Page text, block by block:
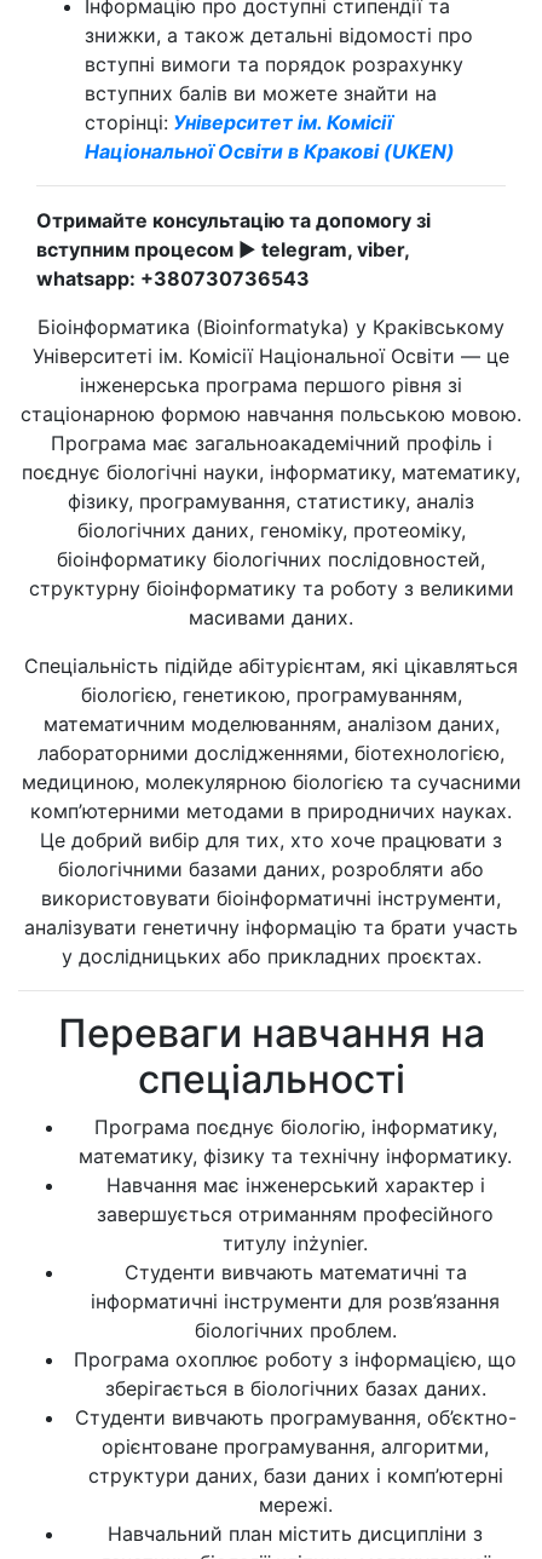
Інформацію про доступні стипендії та
знижки, а також детальні відомості про
вступні вимоги та порядок розрахунку
вступних балів ви можете знайти на
сторінці: Університет ім. Комісії
Національної Освіти в Кракові (UKEN)
Отримайте консультацію та допомогу зі
вступним процесом ► telegram, viber,
whatsapp: +380730736543
Біоінформатика (Bioinformatyka) у Краківському
Університеті ім. Комісії Національної Освіти — це
інженерська програма першого рівня зі
стаціонарною формою навчання польською мовою.
Програма має загальноакадемічний профіль і
поєднує біологічні науки, інформатику, математику,
фізику, програмування, статистику, аналіз
біологічних даних, геноміку, протеоміку,
біоінформатику біологічних послідовностей,
структурну біоінформатику та роботу з великими
масивами даних.
Спеціальність підійде абітурієнтам, які цікавляться
біологією, генетикою, програмуванням,
математичним моделюванням, аналізом даних,
лабораторними дослідженнями, біотехнологією,
медициною, молекулярною біологією та сучасними
комп’ютерними методами в природничих науках.
Це добрий вибір для тих, хто хоче працювати з
біологічними базами даних, розробляти або
використовувати біоінформатичні інструменти,
аналізувати генетичну інформацію та брати участь
у дослідницьких або прикладних проєктах.
Переваги навчання на
спеціальності
Програма поєднує біологію, інформатику,
математику, фізику та технічну інформатику.
Навчання має інженерський характер і
завершується отриманням професійного
титулу inżynier.
Студенти вивчають математичні та
інформатичні інструменти для розв’язання
біологічних проблем.
Програма охоплює роботу з інформацією, що
зберігається в біологічних базах даних.
Студенти вивчають програмування, об’єктно-
орієнтоване програмування, алгоритми,
структури даних, бази даних і комп’ютерні
мережі.
Навчальний план містить дисципліни з